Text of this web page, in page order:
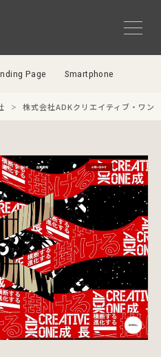
Page Smartphone
株式会社ADKクリエイティブ・ワン